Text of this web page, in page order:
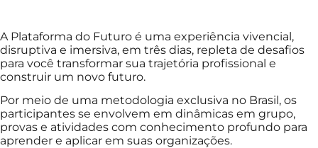
A Plataforma do Futuro é uma experiência vivencial,
disruptiva e imersiva, em três dias, repleta de desafios
para você transformar sua trajetória profissional e
construir um novo futuro.
Por meio de uma metodologia exclusiva no Brasil, os
participantes se envolvem em dinâmicas em grupo,
provas e atividades com conhecimento profundo para
aprender e aplicar em suas organizações.